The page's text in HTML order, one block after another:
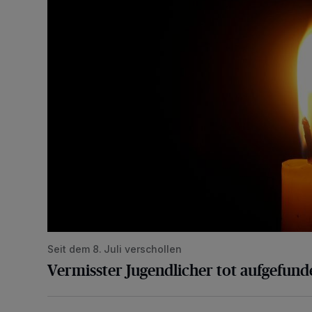
Seit dem 8. Juli verschollen
Vermisster Jugendlicher tot